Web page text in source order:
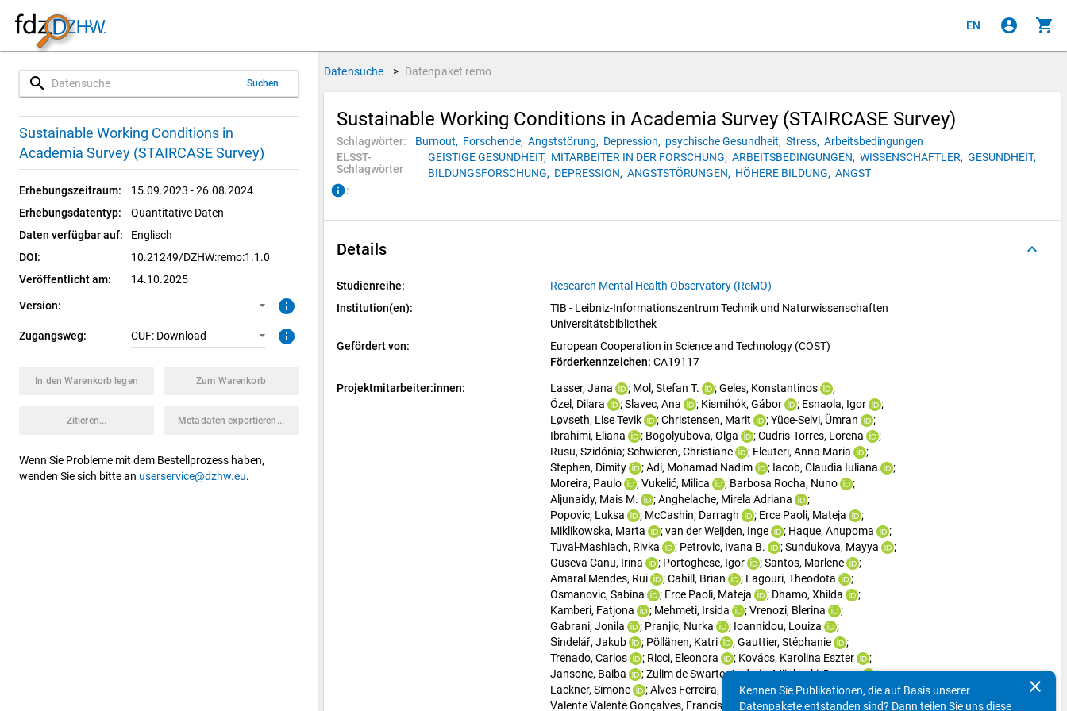
EN account_circle shopping_cart
search Suchen
Sustainable Working Conditions in
Academia Survey (STAIRCASE Survey)
Erhebungszeitraum:
15.09.2023 - 26.08.2024
Erhebungsdatentyp:
Quantitative Daten
Daten verfügbar auf:
Englisch
DOI:
10.21249/DZHW:remo:1.1.0
Veröffentlicht am:
14.10.2025
Version:
1.1.0 (aktuell)
info
Zugangsweg: CUF: Download
CUF: Download
info
In den Warenkorb legen Zum Warenkorb
Zitieren... Metadaten exportieren...
Wenn Sie Probleme mit dem Bestellprozess haben,
wenden Sie sich bitte an userservice@dzhw.eu.
Datensuche > Datenpaket remo
Sustainable Working Conditions in Academia Survey (STAIRCASE Survey)
Schlagwörter: Burnout, Forschende, Angststörung, Depression, psychische Gesundheit, Stress, Arbeitsbedingungen
ELSST-
Schlagwörter
info:
GEISTIGE GESUNDHEIT, MITARBEITER IN DER FORSCHUNG, ARBEITSBEDINGUNGEN, WISSENSCHAFTLER, GESUNDHEIT,
BILDUNGSFORSCHUNG, DEPRESSION, ANGSTSTÖRUNGEN, HÖHERE BILDUNG, ANGST
Details keyboard_arrow_up
Studienreihe:
Research Mental Health Observatory (ReMO)
Institution(en):
TIB - Leibniz-Informationszentrum Technik und Naturwissenschaften
Universitätsbibliothek
Gefördert von:
European Cooperation in Science and Technology (COST)
Förderkennzeichen: CA19117
Projektmitarbeiter:innen: Lasser, Jana ; Mol, Stefan T. ; Geles, Konstantinos
;
Özel, Dilara
; Slavec, Ana ; Kismihók, Gábor ; Esnaola, Igor
;
Løvseth, Lise Tevik
; Christensen, Marit ; Yüce-Selvi, Ümran
;
Ibrahimi, Eliana
; Bogolyubova, Olga ; Cudris-Torres, Lorena
;
Rusu, Szidónia; Schwieren, Christiane ; Eleuteri, Anna Maria
;
Stephen, Dimity
; Adi, Mohamad Nadim ; Iacob, Claudia Iuliana
;
Moreira, Paulo
; Vukelić, Milica ; Barbosa Rocha, Nuno
;
Aljunaidy, Mais M.
; Anghelache, Mirela Adriana
;
Popovic, Luksa
; McCashin, Darragh ; Erce Paoli, Mateja
;
Miklikowska, Marta
; van der Weijden, Inge ; Haque, Anupoma
;
Tuval-Mashiach, Rivka
; Petrovic, Ivana B. ; Sundukova, Mayya
;
Guseva Canu, Irina
; Portoghese, Igor ; Santos, Marlene
;
Amaral Mendes, Rui
; Cahill, Brian ; Lagouri, Theodota
;
Osmanovic, Sabina
; Erce Paoli, Mateja ; Dhamo, Xhilda
;
Kamberi, Fatjona
; Mehmeti, Irsida ; Vrenozi, Blerina
;
Gabrani, Jonila
; Pranjic, Nurka ; Ioannidou, Louiza
;
Šindelář, Jakub
; Pöllänen, Katri ; Gauttier, Stéphanie
;
Trenado, Carlos
; Ricci, Eleonora ; Kovács, Karolina Eszter
;
Jansone, Baiba
; Zulim de Swarte, Andreja; Mijakoski, Dragan
;
Lackner, Simone
; Alves Ferreira, João Miguel
;
Valente Valente Gonçalves, Francisco
; Čontala, Alja ;
clear
Kennen Sie Publikationen, die auf Basis unserer
Datenpakete entstanden sind? Dann teilen Sie uns diese